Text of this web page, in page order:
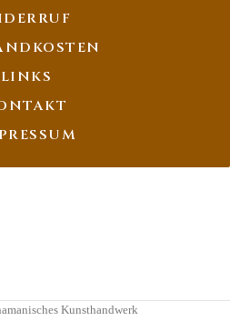
LINKS
Kunsthandwerk